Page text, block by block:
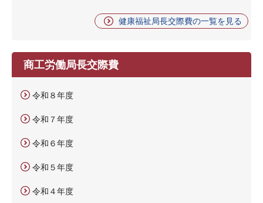
健康福祉局長交際費の一覧を見る
商工労働局長交際費
令和８年度
令和７年度
令和６年度
令和５年度
令和４年度